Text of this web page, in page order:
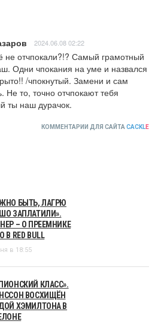
2024.06.08 02:22
не отчпокали?!? Самый грамотный
Одни чпокания на уме и назвался
/чпокнутый. Замени и сам
Не то, точно отчпокают тебя
ты наш дурачок.
КОММЕНТАРИИ ДЛЯ САЙТА CACKLE
БЫТЬ, ЛАГРЮ
ЗАПЛАТИЛИ».
– О ПРЕЕМНИКЕ
В RED BULL
в 18:55
КЛАСС».
ВОСХИЩЁН
ХЭМИЛТОНА В